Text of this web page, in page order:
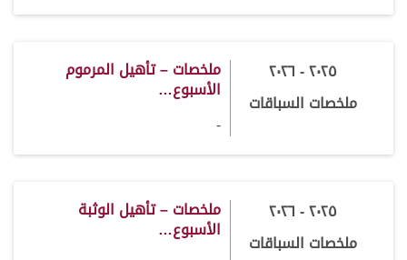
٢٠٢٥ - ٢٠٢٦
ملخصات السباقات
ملخصات – تأهيل المرموم
الأسبوع…
-
٢٠٢٥ - ٢٠٢٦
ملخصات السباقات
ملخصات – تأهيل الوثبة
الأسبوع…